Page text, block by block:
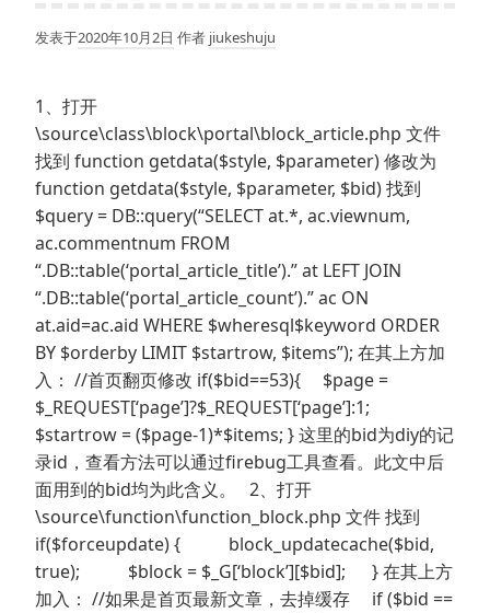
发表于2020年10月2日 作者 jiukeshuju
1、打开
\source\class\block\portal\block_article.php 文件
找到 function getdata($style, $parameter) 修改为
function getdata($style, $parameter, $bid) 找到
$query = DB::query(“SELECT at.*, ac.viewnum,
ac.commentnum FROM
“.DB::table(‘portal_article_title’).” at LEFT JOIN
“.DB::table(‘portal_article_count’).” ac ON
at.aid=ac.aid WHERE $wheresql$keyword ORDER
BY $orderby LIMIT $startrow, $items”); 在其上方加
入： //首页翻页修改 if($bid==53){ $page =
$_REQUEST[‘page’]?$_REQUEST[‘page’]:1;
$startrow = ($page-1)*$items; } 这里的bid为diy的记
录id，查看方法可以通过firebug工具查看。此文中后
面用到的bid均为此含义。 2、打开
\source\function\function_block.php 文件 找到
if($forceupdate) { block_updatecache($bid,
true); $block = $_G[‘block’][$bid]; } 在其上方
加入： //如果是首页最新文章，去掉缓存 if ($bid ==